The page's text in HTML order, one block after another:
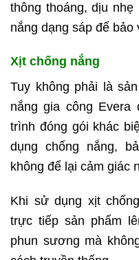
thông thoáng, dịu
nắng dạng sáp để bảo
Xịt chống nắng
Tuy không phải là
nắng gia công Evera
trình đóng gói khác
dụng chống nắng,
không để lại cảm giác
Khi sử dụng xịt
trực tiếp sản phẩm
phun sương mà